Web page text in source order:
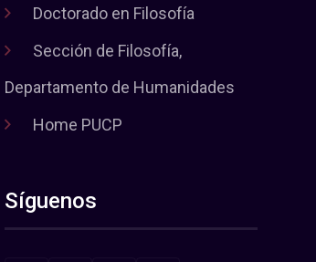
Doctorado en Filosofía
Sección de Filosofía,
Departamento de Humanidades
Home PUCP
Síguenos